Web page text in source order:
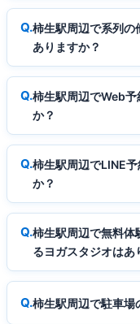
柿生駅周辺で系列の
ありますか？
柿生駅周辺でWeb
か？
柿生駅周辺でLINE
か？
柿生駅周辺で無料体
るヨガスタジオはあ
柿生駅周辺で駐車場